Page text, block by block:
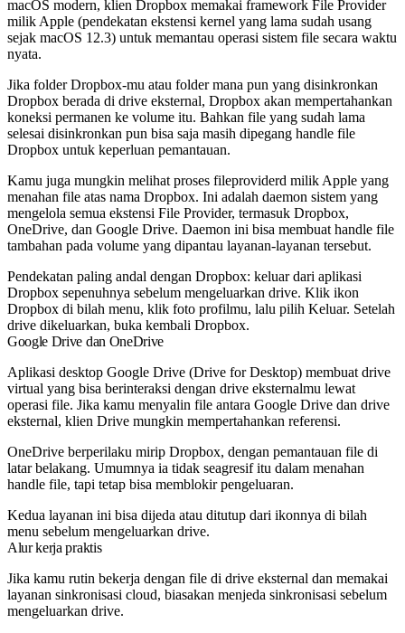
macOS modern, klien Dropbox memakai framework File Provider
milik Apple (pendekatan ekstensi kernel yang lama sudah usang
sejak macOS 12.3) untuk memantau operasi sistem file secara waktu
nyata.
Jika folder Dropbox-mu atau folder mana pun yang disinkronkan
Dropbox berada di drive eksternal, Dropbox akan mempertahankan
koneksi permanen ke volume itu. Bahkan file yang sudah lama
selesai disinkronkan pun bisa saja masih dipegang handle file
Dropbox untuk keperluan pemantauan.
Kamu juga mungkin melihat proses fileproviderd milik Apple yang
menahan file atas nama Dropbox. Ini adalah daemon sistem yang
mengelola semua ekstensi File Provider, termasuk Dropbox,
OneDrive, dan Google Drive. Daemon ini bisa membuat handle file
tambahan pada volume yang dipantau layanan-layanan tersebut.
Pendekatan paling andal dengan Dropbox: keluar dari aplikasi
Dropbox sepenuhnya sebelum mengeluarkan drive. Klik ikon
Dropbox di bilah menu, klik foto profilmu, lalu pilih Keluar. Setelah
drive dikeluarkan, buka kembali Dropbox.
Google Drive dan OneDrive
Aplikasi desktop Google Drive (Drive for Desktop) membuat drive
virtual yang bisa berinteraksi dengan drive eksternalmu lewat
operasi file. Jika kamu menyalin file antara Google Drive dan drive
eksternal, klien Drive mungkin mempertahankan referensi.
OneDrive berperilaku mirip Dropbox, dengan pemantauan file di
latar belakang. Umumnya ia tidak seagresif itu dalam menahan
handle file, tapi tetap bisa memblokir pengeluaran.
Kedua layanan ini bisa dijeda atau ditutup dari ikonnya di bilah
menu sebelum mengeluarkan drive.
Alur kerja praktis
Jika kamu rutin bekerja dengan file di drive eksternal dan memakai
layanan sinkronisasi cloud, biasakan menjeda sinkronisasi sebelum
mengeluarkan drive.